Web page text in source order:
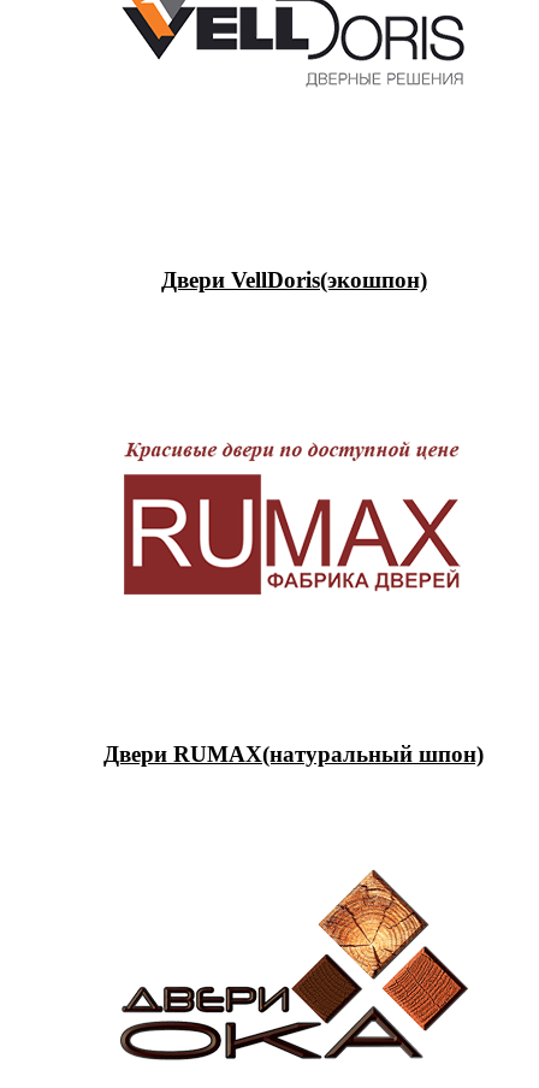
Двери VellDoris(экошпон)
Двери RUMAX(натуральный шпон)